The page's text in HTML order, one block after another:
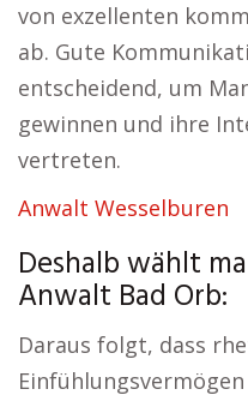
von exzellenten
ab. Gute
entscheidend, um
gewinnen und ihre
vertreten.
Anwalt Wesselburen
Deshalb wählt
Anwalt Bad Orb:
Daraus folgt, dass